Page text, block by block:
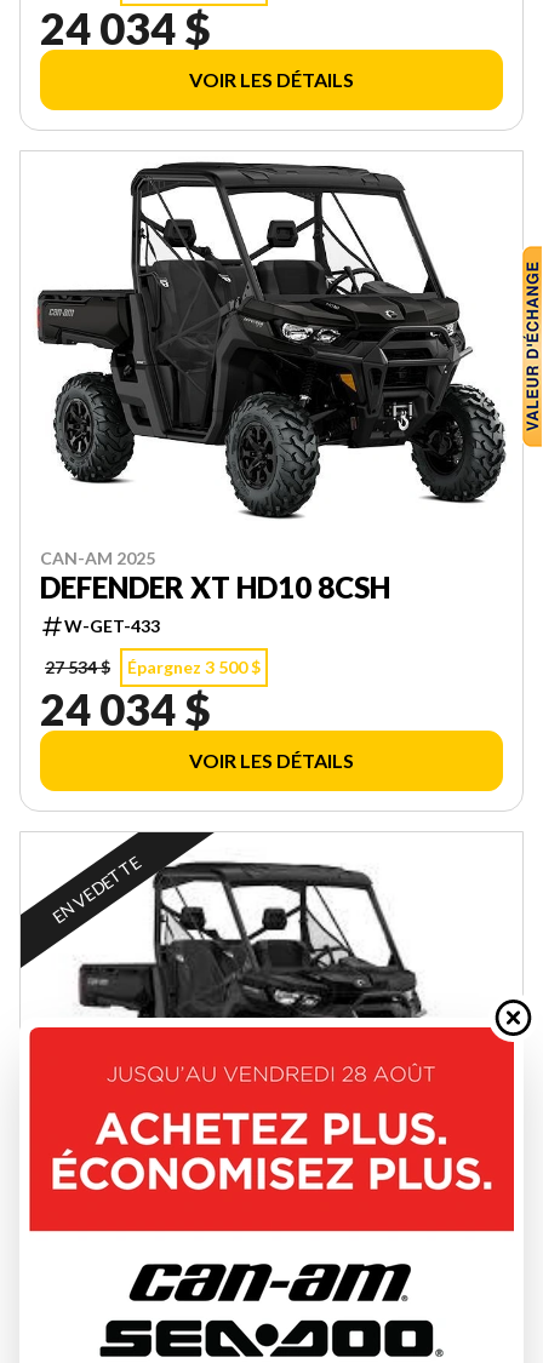
24 034 $
VOIR LES DÉTAILS
CAN-AM 2025
DEFENDER XT HD10 8CSH
W-GET-433
27 534 $
Épargnez 3 500 $
24 034 $
VOIR LES DÉTAILS
EN VEDETTE
DEFENDER XT HD10
27 434 $
Épargnez 7 439 $